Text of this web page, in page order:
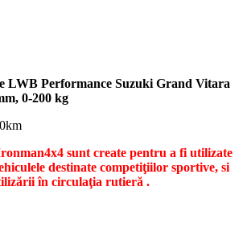
LWB Performance Suzuki Grand Vitara
0-200 kg
sunt create pentru a fi utilizate
destinate competiţiilor sportive, si
în circulaţia rutieră .